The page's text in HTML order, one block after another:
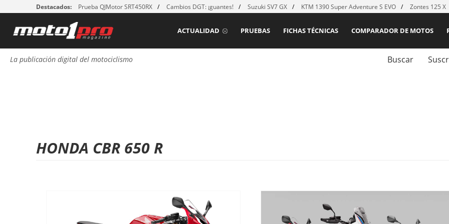
Destacados: Prueba QJMotor SRT450RX Cambios DGT: ¡guantes! Suzuki SV7 GX KTM 1390 Super Adventure S EVO Zontes 125 X
COMPARADOR DE MOTOS
FICHAS TÉCNICAS
PRUEBAS
ACTUALIDAD
La publicación digital del motociclismo Buscar
HONDA CBR 650 R